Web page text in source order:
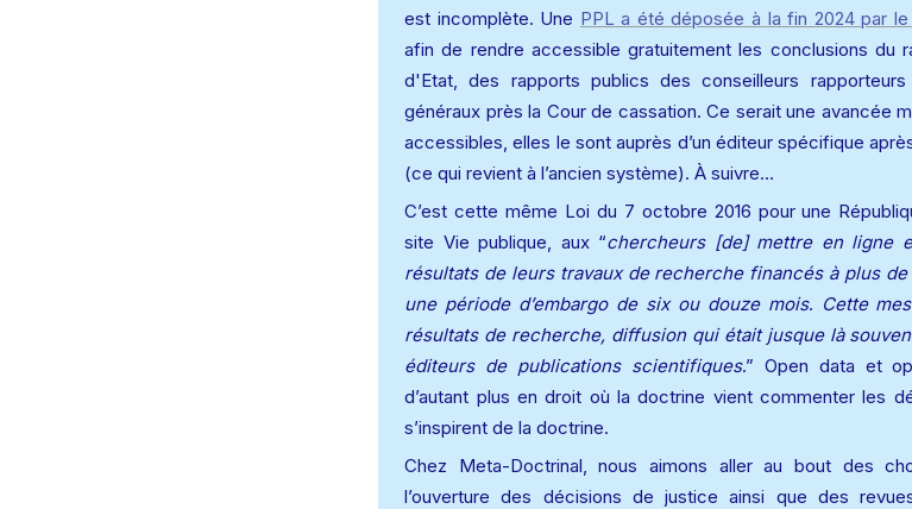
est incomplète. Une PPL a été déposée à la fin 2024 par
afin de rendre accessible gratuitement les conclusions du
d'Etat, des rapports publics des conseilleurs
généraux près la Cour de cassation. Ce serait une avancée
accessibles, elles le sont auprès d’un éditeur spécifique
(ce qui revient à l’ancien système). À suivre…
C’est cette même Loi du 7 octobre 2016 pour une
site Vie publique, aux “chercheurs [de] mettre en ligne
résultats de leurs travaux de recherche financés à plus
une période d’embargo de six ou douze mois. Cette
résultats de recherche, diffusion qui était jusque là
éditeurs de publications scientifiques.” Open data et
d’autant plus en droit où la doctrine vient commenter les
s’inspirent de la doctrine.
Chez Meta-Doctrinal, nous aimons aller au bout des
l’ouverture des décisions de justice ainsi que des